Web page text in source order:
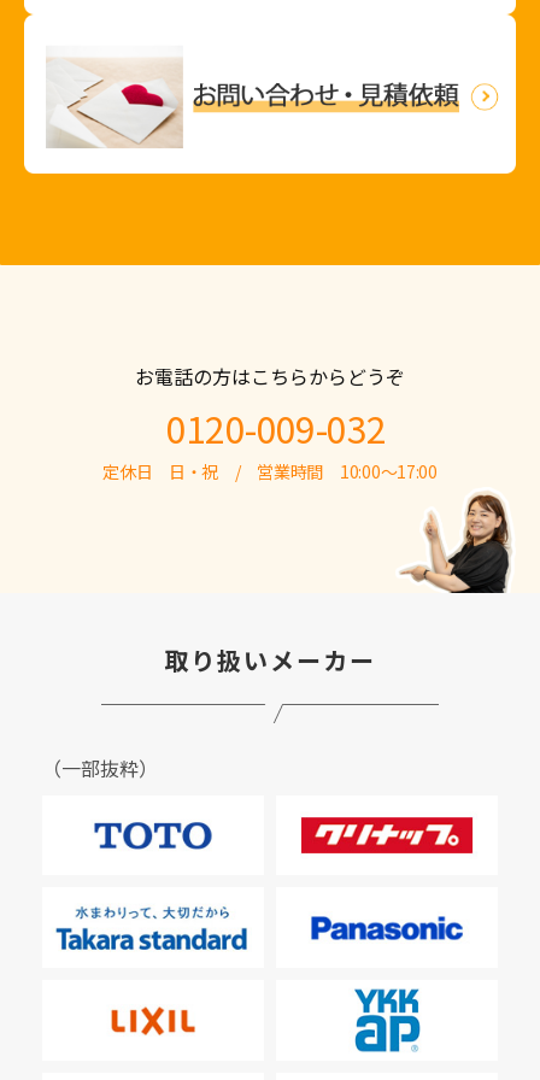
お電話の方はこちらからどうぞ
0120-009-032
定休日 日・祝 / 営業時間 10:00～17:00
取り扱いメーカー
（一部抜粋）